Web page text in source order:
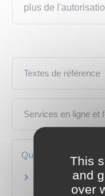
plus de
Textes de référence
Services en ligne et
Questions ?
Avec quels
voyager à
This
and
over